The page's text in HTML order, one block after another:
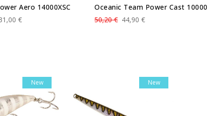
Aero 14000XSC
€
Oceanic Team Power Cast 10000
44,90 €
50,20 €
New New